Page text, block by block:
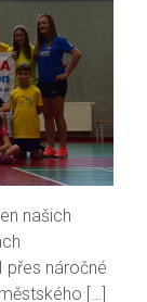
našich
přes náročné
[…]